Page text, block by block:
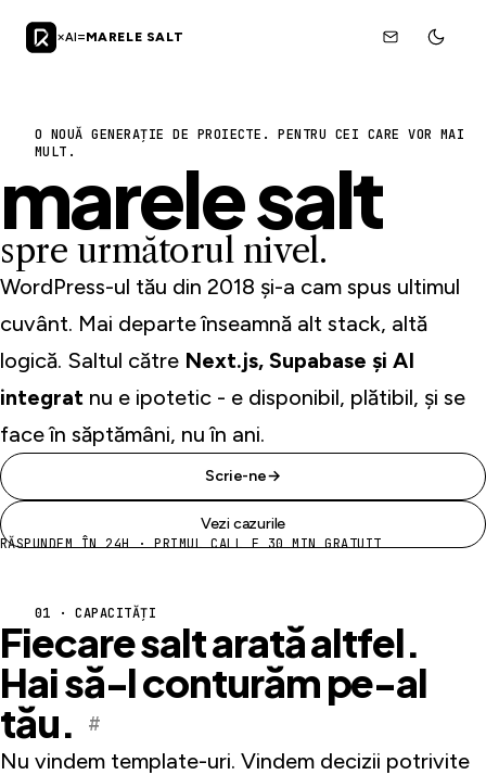
×AI=MARELE SALT mail@rt.md
O NOUĂ GENERAȚIE DE PROIECTE. PENTRU CEI CARE VOR MAI
MULT.
marelesalt
spre următorul nivel.
WordPress-ul tău din 2018 și-a cam spus ultimul
cuvânt. Mai departe înseamnă alt stack, altă
logică. Saltul către Next.js, Supabase și AI
integrat nu e ipotetic - e disponibil, plătibil, și se
face în săptămâni, nu în ani.
Scrie-ne→
Vezi cazurile
RĂSPUNDEM ÎN 24H · PRIMUL CALL E 30 MIN GRATUIT
01 · CAPACITĂȚI
Fiecare salt arată altfel.
Hai să-l conturăm pe-al
tău.
#
Nu vindem template-uri. Vindem decizii potrivite